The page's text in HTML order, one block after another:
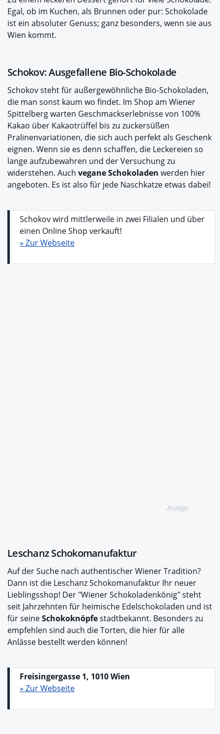
Egal, ob im Kuchen, als Brunnen oder pur: Schokolade
ist ein absoluter Genuss; ganz besonders, wenn sie aus
Wien kommt.
Schokov: Ausgefallene Bio-Schokolade
Schokov steht für außergewöhnliche Bio-Schokoladen,
die man sonst kaum wo findet. Im Shop am Wiener
Spittelberg warten Geschmackserlebnisse von 100%
Kakao über Kakaotrüffel bis zu zuckersüßen
Pralinenvariationen, die sich auch perfekt als Geschenk
eignen. Wenn sie es denn schaffen, die Leckereien so
lange aufzubewahren und der Versuchung zu
widerstehen. Auch vegane Schokoladen werden hier
angeboten. Es ist also für jede Naschkatze etwas dabei!
Schokov wird mittlerweile in zwei Filialen und über
einen Online Shop verkauft!
» Zur Webseite
Anzeige
Leschanz Schokomanufaktur
Auf der Suche nach authentischer Wiener Tradition?
Dann ist die Leschanz Schokomanufaktur Ihr neuer
Lieblingsshop! Der "Wiener Schokoladenkönig" steht
seit Jahrzehnten für heimische Edelschokoladen und ist
für seineSchokoknöpfestadtbekannt. Besonders zu
empfehlen sind auch die Torten, die hier für alle
Anlässe bestellt werden können!
Freisingergasse 1, 1010 Wien
» Zur Webseite